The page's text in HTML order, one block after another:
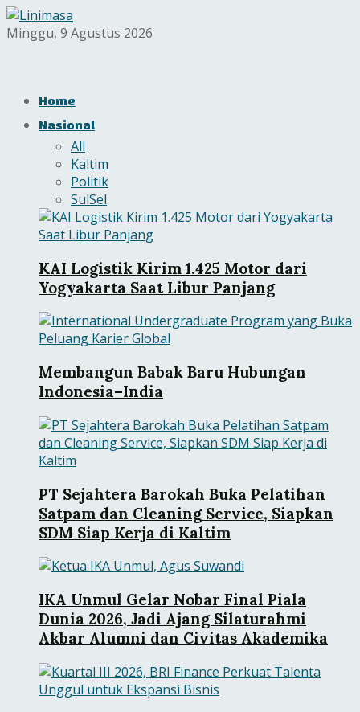
Minggu, 9 Agustus 2026
Home
Nasional
All
Kaltim
Politik
SulSel
KAI Logistik Kirim 1.425 Motor dari
Yogyakarta Saat Libur Panjang
Membangun Babak Baru Hubungan
Indonesia–India
PT Sejahtera Barokah Buka Pelatihan
Satpam dan Cleaning Service, Siapkan
SDM Siap Kerja di Kaltim
IKA Unmul Gelar Nobar Final Piala
Dunia 2026, Jadi Ajang Silaturahmi
Akbar Alumni dan Civitas Akademika